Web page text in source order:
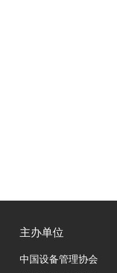
主办单位
中国设备管理协会